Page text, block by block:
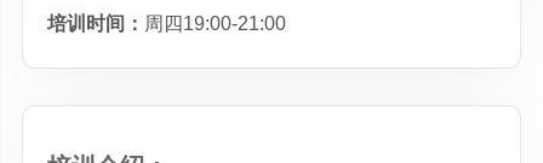
培训时间： 周四19:00-21:00